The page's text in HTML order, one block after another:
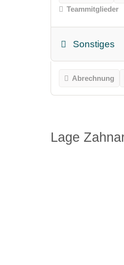
Teammitglieder
Sonstiges
Abrechnung
Lage